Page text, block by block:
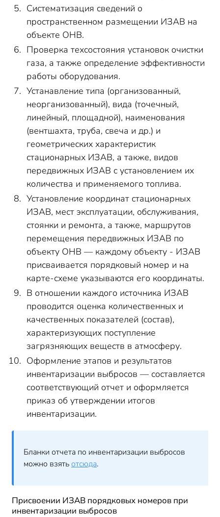
Систематизация сведений о
пространственном размещении ИЗАВ на
объекте ОНВ.
Проверка техсостояния установок очистки
газа, а также определение эффективности
работы оборудования.
Устанавление типа (организованный,
неорганизованный), вида (точечный,
линейный, площадной), наименования
(вентшахта, труба, свеча и др.) и
геометрических характеристик
стационарных ИЗАВ, а также, видов
передвижных ИЗАВ с установлением их
количества и применяемого топлива.
Установление координат стационарных
ИЗАВ, мест эксплуатации, обслуживания,
стоянки и ремонта, а также, маршрутов
перемещения передвижных ИЗАВ по
объекту ОНВ — каждому объекту - ИЗАВ
присваивается порядковый номер и на
карте-схеме указываются его координаты.
В отношении каждого источника ИЗАВ
проводится оценка количественных и
качественных показателей (состав),
характеризующих поступление
загрязняющих веществ в атмосферу.
Оформление этапов и результатов
инвентаризации выбросов — составляется
соответствующий отчет и оформляется
приказ об утверждении итогов
инвентаризации.
Бланки отчета по инвентаризации выбросов
можно взять отсюда.
Присвоении ИЗАВ порядковых номеров при
инвентаризации выбросов